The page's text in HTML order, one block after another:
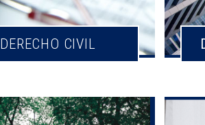
DERECHO CIVIL